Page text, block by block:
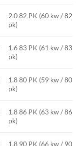
2.0 82 PK (60 kw / 82
pk)
1.6 83 PK (61 kw / 83
pk)
1.8 80 PK (59 kw / 80
pk)
1.8 86 PK (63 kw / 86
pk)
1.8 90 PK (66 kw / 90